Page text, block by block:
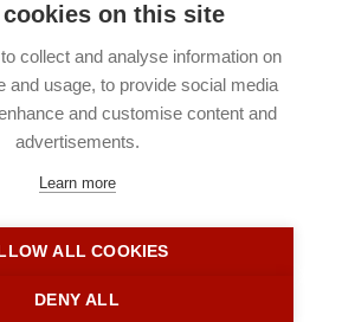
on this site
collect and analyse information on
and usage, to provide social media
and customise content and
advertisements.
Learn more
ALL COOKIES
DENY ALL